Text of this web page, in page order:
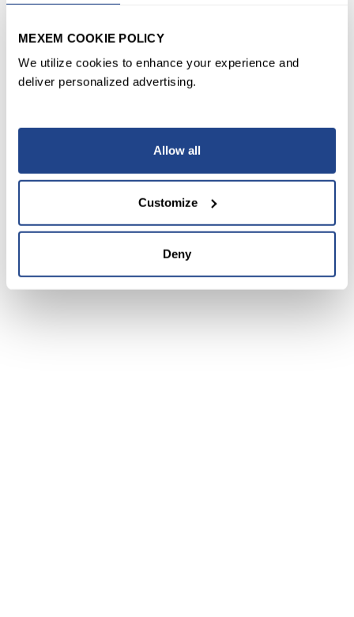
MEXEM COOKIE POLICY
We utilize cookies to enhance your experience and
deliver personalized advertising.
Allow all
Customize
Deny
dienen ausschließlich Informationszwecken und
Anlageentscheidungen verwendet werden.Vor der
Kontoeröffnung oder Nutzung unserer
Dienstleistungen lesen Sie bitte die relevanten
• Allgemeine Geschäftsbedingungen
https://www.mexem.com/terms-and-conditions
•Formulare & Offenlegungen
https://www.mexem.com/forms-and-disclosures
•Regulated within the European Union
Portfolio management services are provided under